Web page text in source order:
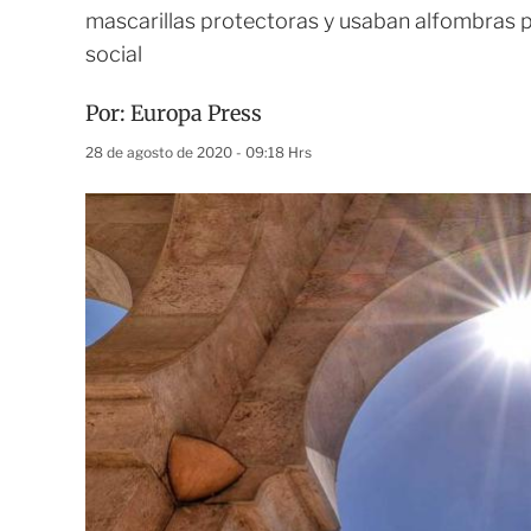
mascarillas protectoras y usaban alfombras
social
Por: Europa Press
28 de agosto de 2020 - 09:18 Hrs